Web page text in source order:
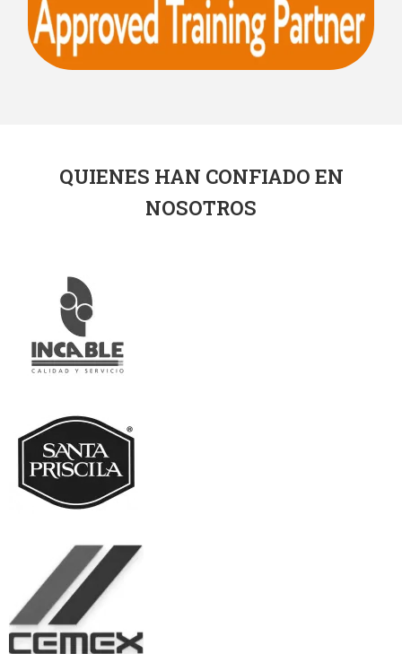
QUIENES HAN CONFIADO EN
NOSOTROS​